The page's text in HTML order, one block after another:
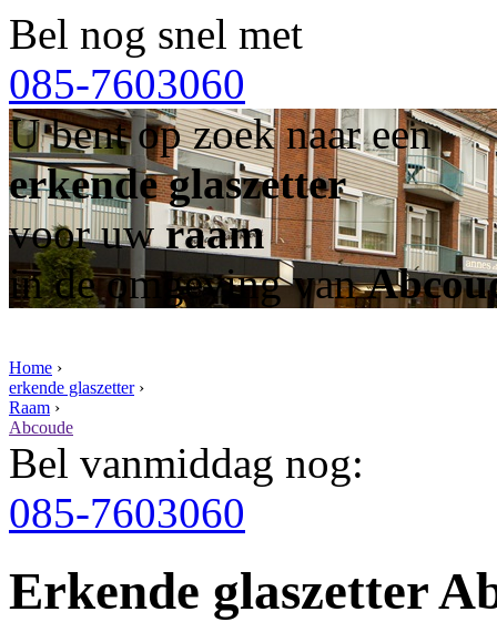
Bel nog snel met
085-7603060
U bent op zoek naar een
erkende glaszetter
voor uwraam
in de omgeving van
Home ›
erkende glaszetter›
Raam ›
Abcoude
Bel vanmiddag nog:
085-7603060
Erkende glaszetter